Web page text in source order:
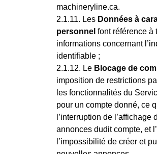
machineryline.ca.
Les Données à
personnel font référence à
informations concernant
identifiable ;
Le Blocage de
imposition de restrictions
les fonctionnalités du
pour un compte donné, ce
l’interruption de l’affichage
annonces dudit compte, et
l’impossibilité de créer et